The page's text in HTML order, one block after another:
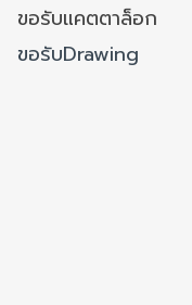
ขอรับแคตตาล็อก
ขอรับDrawing